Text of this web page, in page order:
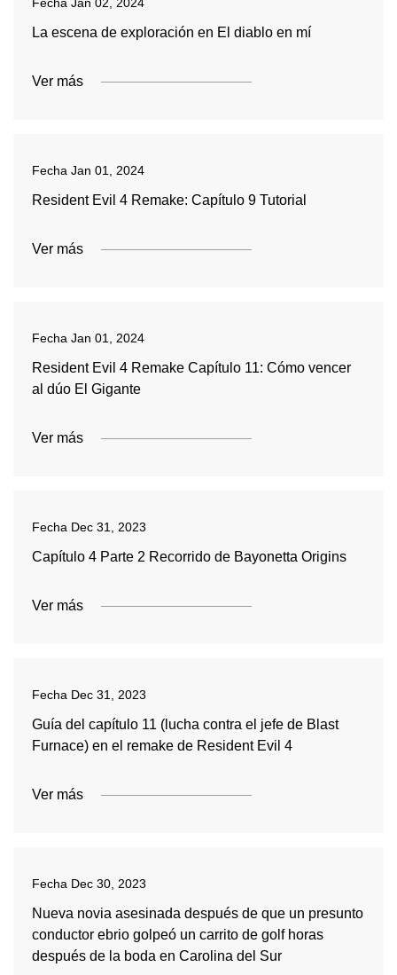
La escena de exploración en El diablo en mí
Ver más
Fecha Jan 01, 2024
Resident Evil 4 Remake: Capítulo 9 Tutorial
Ver más
Fecha Jan 01, 2024
Resident Evil 4 Remake Capítulo 11: Cómo vencer
al dúo El Gigante
Ver más
Fecha Dec 31, 2023
Capítulo 4 Parte 2 Recorrido de Bayonetta Origins
Ver más
Fecha Dec 31, 2023
Guía del capítulo 11 (lucha contra el jefe de Blast
Furnace) en el remake de Resident Evil 4
Ver más
Fecha Dec 30, 2023
Nueva novia asesinada después de que un presunto
conductor ebrio golpeó un carrito de golf horas
después de la boda en Carolina del Sur